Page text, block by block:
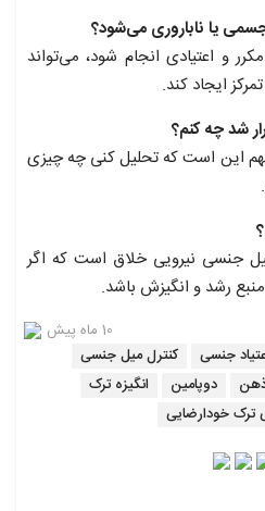
و اعتیادی انجام شود، می‌تواند
ایجاد کند.
این است که تحلیل کنی چه چیزی
جنسی نیرویی خلاق است که اگر
رشد و انگیزش باشد.
10 ماه پیش
جنسی
کنترل میل جنسی
دوپامین
انگیزه ترک
ترک خودارضایی